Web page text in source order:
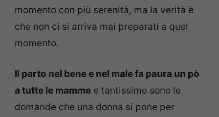
momento con più serenità, ma la verità è
che non ci si arriva mai preparati a quel
momento.
Il parto nel bene e nel male fa paura un pò
a tutte le mamme e tantissime sono le
domande che una donna si pone per